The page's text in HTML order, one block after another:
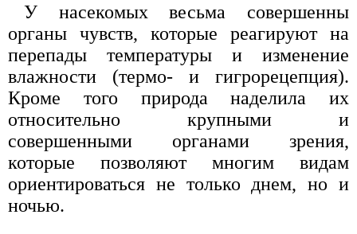
У насекомых весьма совершенны
органы чувств, которые реагируют на
перепады температуры и изменение
влажности (термо- и гигрорецепция).
Кроме того природа наделила их
относительно крупными и
совершенными органами зрения,
которые позволяют многим видам
ориентироваться не только днем, но и
ночью.